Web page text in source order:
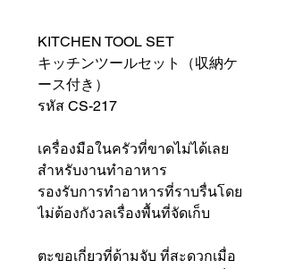
KITCHEN TOOL SET
キッチンツールセット（収納ケ
ース付き）
รหัส CS-217
เครื่องมือในครัวที่ขาดไม่ได้เลย
สำหรับงานทำอาหาร
รองรับการทำอาหารที่ราบรื่นโดย
ไม่ต้องกังวลเรื่องพื้นที่จัดเก็บ
ตะขอเกี่ยวที่ด้ามจับ ที่สะดวกเมื่อ